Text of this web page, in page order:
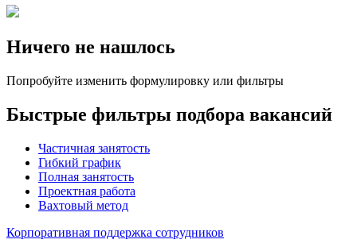
Ничего не нашлось
Попробуйте изменить формулировку или фильтры
Быстрые фильтры подбора вакансий
Частичная занятость
Гибкий график
Полная занятость
Проектная работа
Вахтовый метод
Корпоративная поддержка сотрудников